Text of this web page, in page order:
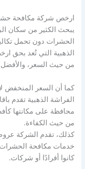
ارخص شركة مكافحة
يبحث الكثير من سكان
الحشرات دون تحمل
الذهبية التي تُعد بحق
من حيث السعر،
كما أن السعر المنخفض
الفراشة الذهبية تقدم
محافظة على مكانتها
من حيث الكفاءة.
كذلك، تقدم الشركة
خدمات مكافحة
كانوا أفرادًا أو شركات.